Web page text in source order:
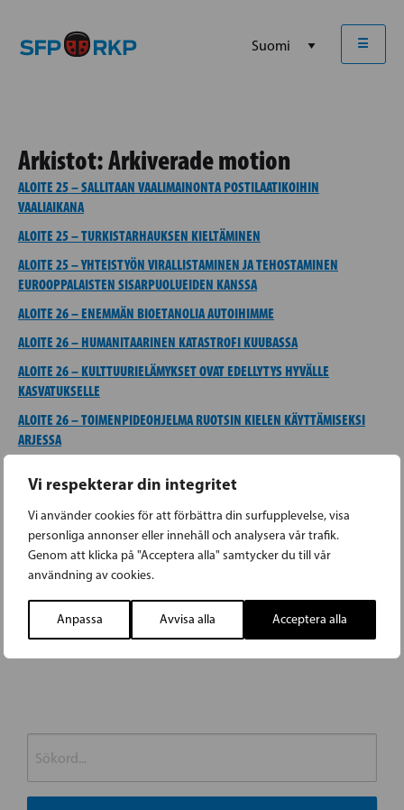
Vi respekterar din integritet
Vi använder cookies för att förbättra din surfupplevelse, visa
personliga annonser eller innehåll och analysera vår trafik.
Genom att klicka på "Acceptera alla" samtycker du till vår
användning av cookies.
Anpassa Avvisa alla Acceptera alla
☰
Arkistot:Arkiverade motion
ALOITE 25 – SALLITAAN VAALIMAINONTA POSTILAATIKOIHIN
VAALIAIKANA
ALOITE 25 – TURKISTARHAUKSEN KIELTÄMINEN
ALOITE 25 – YHTEISTYÖN VIRALLISTAMINEN JA TEHOSTAMINEN
EUROOPPALAISTEN SISARPUOLUEIDEN KANSSA
ALOITE 26 – ENEMMÄN BIOETANOLIA AUTOIHIMME
ALOITE 26 – HUMANITAARINEN KATASTROFI KUUBASSA
ALOITE 26 – KULTTUURIELÄMYKSET OVAT EDELLYTYS HYVÄLLE
KASVATUKSELLE
ALOITE 26 – TOIMENPIDEOHJELMA RUOTSIN KIELEN KÄYTTÄMISEKSI
ARJESSA
TULORAJAT ON POISTETTAVA
ALOITE 27 – KULTTUURIN OSUUS VALTION BUDJETISTA NOSTETAAN
YHTEEN PROSENTTIIN
ALOITE 27 – UKRAINAN PUOLESTA TAISTELLEIDEN SUOMALAISTEN
KUNTOUTTAMINEN